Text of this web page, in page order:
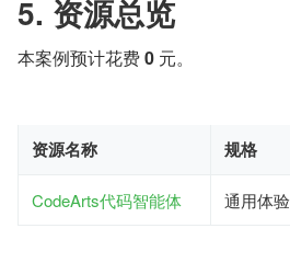
5. 资源总览
本案例预计花费 0 元。
资源名称 规格
CodeArts代码智能体 通用体